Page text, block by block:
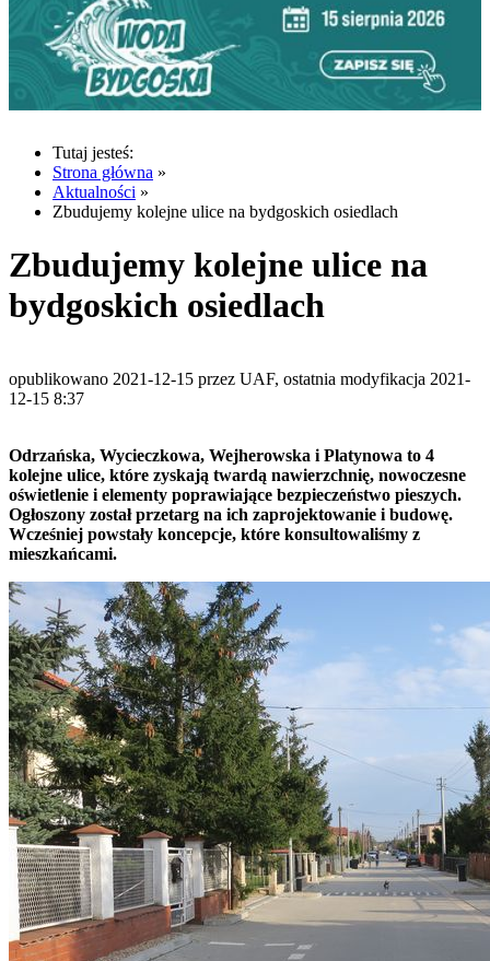
Tutaj jesteś:
Strona główna »
Aktualności »
Zbudujemy kolejne ulice na bydgoskich osiedlach
Zbudujemy kolejne ulice na
bydgoskich osiedlach
opublikowano 2021-12-15 przez UAF, ostatnia modyfikacja 2021-
12-15 8:37
Odrzańska, Wycieczkowa, Wejherowska i Platynowa to 4
kolejne ulice, które zyskają twardą nawierzchnię, nowoczesne
oświetlenie i elementy poprawiające bezpieczeństwo pieszych.
Ogłoszony został przetarg na ich zaprojektowanie i budowę.
Wcześniej powstały koncepcje, które konsultowaliśmy z
mieszkańcami.